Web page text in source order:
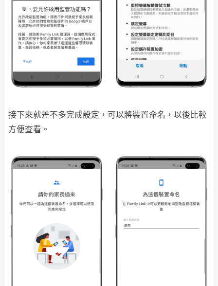
接下來就差不多完成設定，可以將裝置命名，以後比較
方便查看。